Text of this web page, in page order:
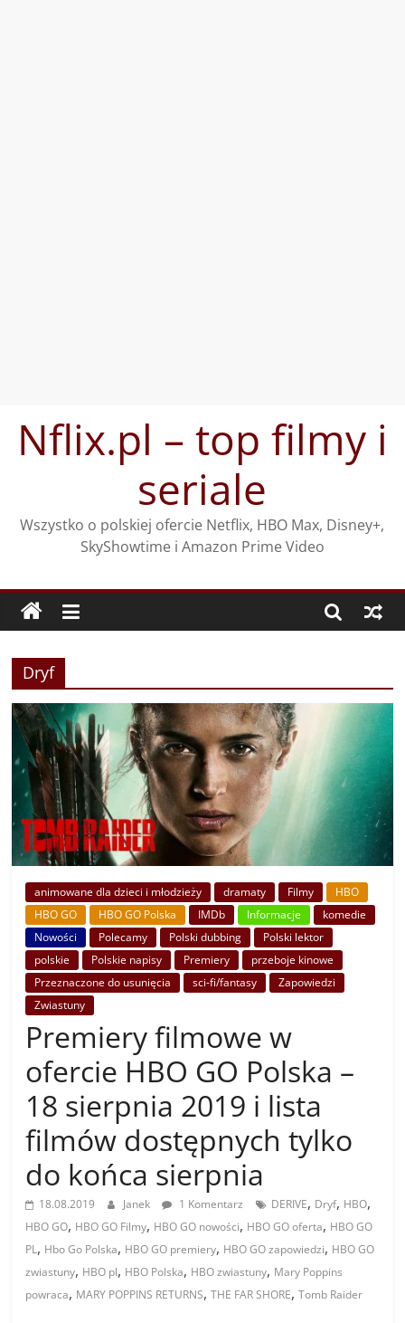
treściNflix.pl – top filmy i
seriale
Wszystko o polskiej ofercie Netflix, HBO Max, Disney+,
SkyShowtime i Amazon Prime Video
Dryf
animowane dla dzieci i młodzieży dramaty Filmy
HBO
HBO GO
HBO GO Polska IMDb Informacje
komedie
Nowości
Polecamy Polski dubbing
Polski lektor
polskie
Polskie napisy Premiery
przeboje kinowe
Przeznaczone do usunięcia
sci-fi/fantasy
Zapowiedzi
Zwiastuny
Premiery filmowe w
ofercie HBO GO Polska –
18 sierpnia 2019 i lista
filmów dostępnych tylko
do końca sierpnia
18.08.2019 Janek 1 Komentarz DERIVE, Dryf, HBO,
HBO GO, HBO GO Filmy, HBO GO nowości, HBO GO oferta, HBO GO
PL, Hbo Go Polska, HBO GO premiery, HBO GO zapowiedzi, HBO GO
zwiastuny, HBO pl, HBO Polska, HBO zwiastuny, Mary Poppins
powraca, MARY POPPINS RETURNS,THE FAR SHORE,Tomb Raider